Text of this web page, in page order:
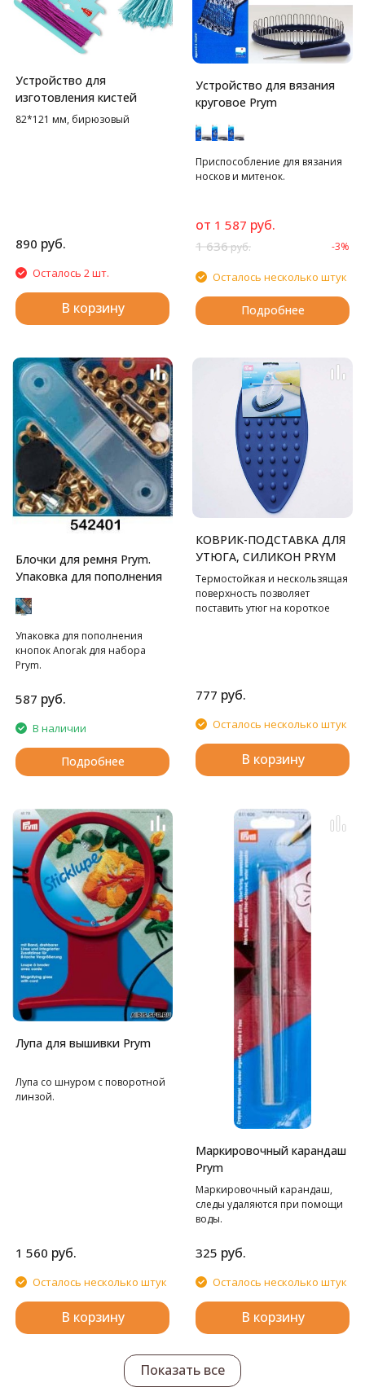
Устройство для
изготовления кистей
82*121 мм, бирюзовый
890 руб.
Осталось 2 шт.
В корзину
Устройство для вязания
круговое Prym
Приспособление для вязания
носков и митенок.
от 1 587 руб.
1 636руб. -3%
Осталось несколько штук
Подробнее
Блочки для ремня Prym.
Упаковка для пополнения
Упаковка для пополнения
кнопок Anorak для набора
Prym.
587 руб.
В наличии
Подробнее
КОВРИК-ПОДСТАВКА ДЛЯ
УТЮГА, СИЛИКОН PRYM
Термостойкая и нескользящая
поверхность позволяет
поставить утюг на короткое
777 руб.
Осталось несколько штук
В корзину
Лупа для вышивки Prym
Лупа со шнуром с поворотной
линзой.
1 560 руб.
Осталось несколько штук
В корзину
Маркировочный карандаш
Prym
Маркировочный карандаш,
следы удаляются при помощи
воды.
325 руб.
Осталось несколько штук
В корзину
Показать все